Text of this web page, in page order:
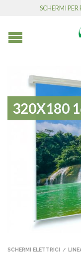
SCHERMI
320X180
SCHERMI ELETTRICI /